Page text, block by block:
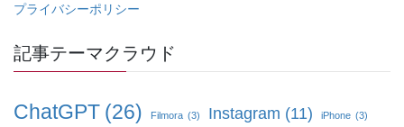
プライバシーポリシー
記事テーマクラウド
ChatGPT (26) Filmora (3) Instagram (11) iPhone (3)